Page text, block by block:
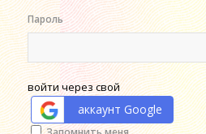
Пароль
войти через свой
аккаунт Google
Alternative: